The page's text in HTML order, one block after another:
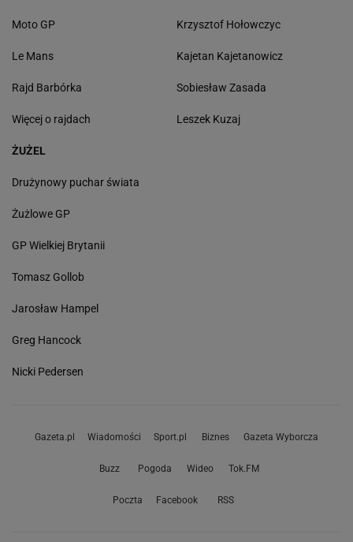
Moto GP
Le Mans
Rajd Barbórka
Więcej o rajdach
Krzysztof Hołowczyc
Kajetan Kajetanowicz
Sobiesław Zasada
Leszek Kuzaj
ŻUŻEL
Drużynowy puchar świata
Żużlowe GP
GP Wielkiej Brytanii
Tomasz Gollob
Jarosław Hampel
Greg Hancock
Nicki Pedersen
Gazeta.pl Wiadomości Sport.pl Biznes Gazeta Wyborcza
Buzz Pogoda Wideo Tok.FM
Poczta Facebook RSS